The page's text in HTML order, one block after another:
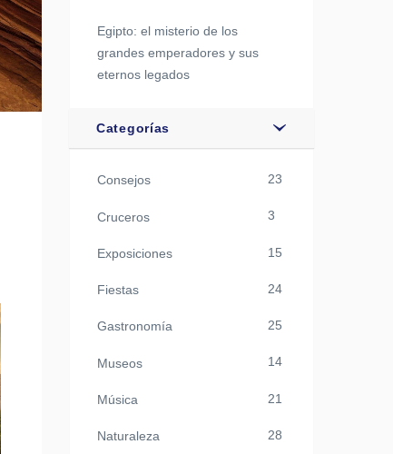
Egipto: el misterio de los
grandes emperadores y sus
eternos legados
Categorías
Consejos 23
Cruceros 3
Exposiciones 15
Fiestas 24
Gastronomía 25
Museos 14
Música 21
Naturaleza 28